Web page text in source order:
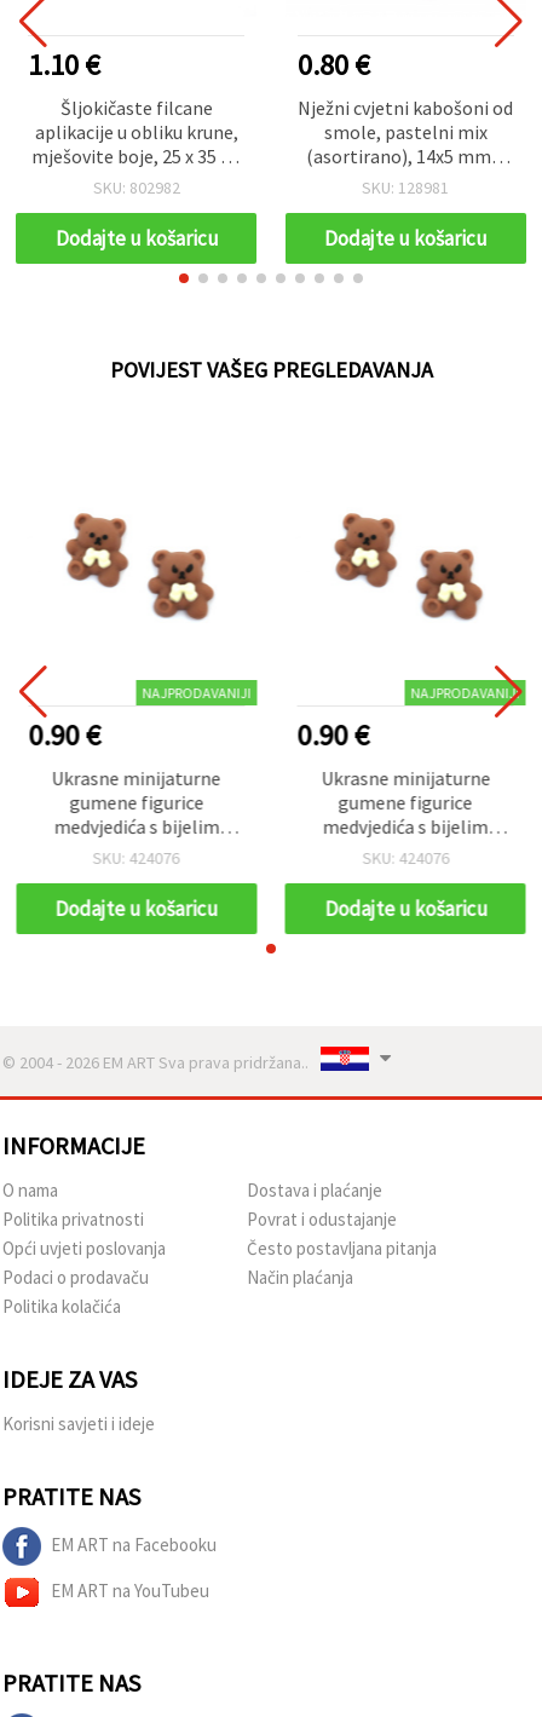
1.10 €
Šljokičaste filcane
aplikacije u obliku krune,
mješovite boje, 25 x 35 x 2
mm – pakiranje od 10
scrapbooking i izradu
čestitki
SKU: 802982
Dodajte u košaricu
0.80 €
Nježni cvjetni kabošoni od
smole, pastelni mix
(asortirano), 14x5 mm –
set od 10 šarmantnih
kreativne projekte
SKU: 128981
Dodajte u košaricu
POVIJEST VAŠEG PREGLEDAVANJA
NAJPRODAVANIJI
0.90 €
Ukrasne minijaturne
gumene figurice
medvjedića s bijelim
mašnama, 17x19x6.5 mm,
SKU: 424076
Dodajte u košaricu
NAJPRODAVANIJI
0.90 €
Ukrasne minijaturne
gumene figurice
medvjedića s bijelim
mašnama, 17x19x6.5 mm,
SKU: 424076
Dodajte u košaricu
© 2004 - 2026 EM ART Sva prava pridržana..
INFORMACIJE
O nama
Politika privatnosti
Opći uvjeti poslovanja
Podaci o prodavaču
Politika kolačića
Dostava i plaćanje
Povrat i odustajanje
Često postavljana pitanja
Način plaćanja
IDEJE ZA VAS
Korisni savjeti i ideje
PRATITE NAS
EM ART na Facebooku
EM ART na YouTubeu
PRATITE NAS